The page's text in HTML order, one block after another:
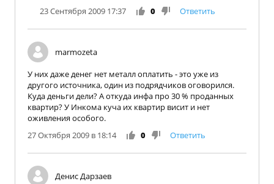
23 Сентября 2009 17:37
0 Ответить
marmozeta
У них даже денег нет металл оплатить - это уже из
другого источника, один из подрядчиков оговорился.
Куда деньги дели? А откуда инфа про 30 % проданных
квартир? У Инкома куча их квартир висит и нет
оживления особого.
27 Октября 2009 в 18:14
0 Ответить
Денис Дарзаев